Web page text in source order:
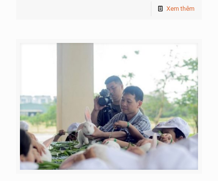
Xem thêm